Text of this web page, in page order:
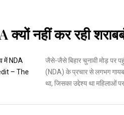
क्यों नहीं कर रही
जैसे-जैसे बिहार चुनावी मोड़ पर
(NDA) के प्रचार से लगभग
था, जिसका उद्देश्य था महिलाओं